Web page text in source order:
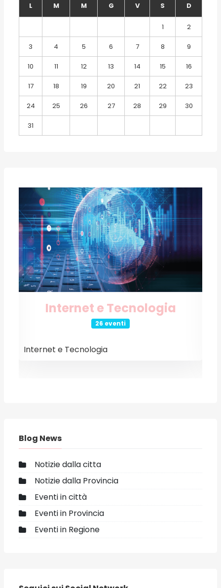
L M M G V S D
1 2
3 4 5 6 7 8 9
10 11 12 13 14 15 16
17 18 19 20 21 22 23
24 25 26 27 28 29 30
31
Internet e Tecnologia
26 eventi
Internet e Tecnologia
Blog News
Notizie dalla citta
Notizie dalla Provincia
Eventi in città
Eventi in Provincia
Eventi in Regione